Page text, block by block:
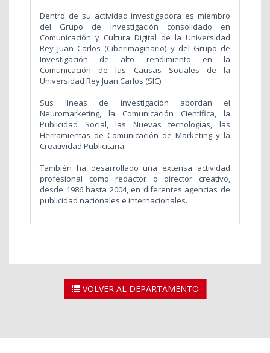
Dentro de su actividad investigadora es miembro
del Grupo de investigación consolidado en
Comunicación y Cultura Digital de la Universidad
Rey Juan Carlos (Ciberimaginario) y del Grupo de
Investigación de alto rendimiento en la
Comunicación de las Causas Sociales de la
Universidad Rey Juan Carlos (SIC).
Sus líneas de investigación abordan el
Neuromarketing, la Comunicación Científica, la
Publicidad Social, las Nuevas tecnologías, las
Herramientas de Comunicación de Marketing y la
Creatividad Publicitaria.
También ha desarrollado una extensa actividad
profesional como redactor o director creativo,
desde 1986 hasta 2004, en diferentes agencias de
publicidad nacionales e internacionales.
VOLVER AL DEPARTAMENTO